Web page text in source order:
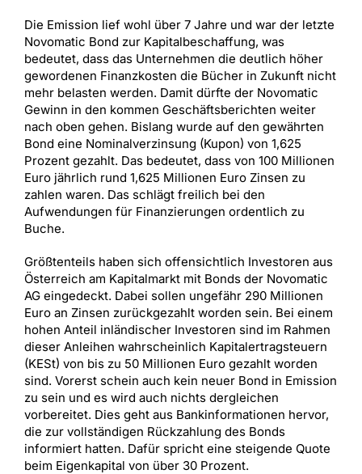
Die Emission lief wohl über 7 Jahre und war der letzte
Novomatic Bond zur Kapitalbeschaffung, was
bedeutet, dass das Unternehmen die deutlich höher
gewordenen Finanzkosten die Bücher in Zukunft nicht
mehr belasten werden. Damit dürfte der Novomatic
Gewinn in den kommen Geschäftsberichten weiter
nach oben gehen. Bislang wurde auf den gewährten
Bond eine Nominalverzinsung (Kupon) von 1,625
Prozent gezahlt. Das bedeutet, dass von 100 Millionen
Euro jährlich rund 1,625 Millionen Euro Zinsen zu
zahlen waren. Das schlägt freilich bei den
Aufwendungen für Finanzierungen ordentlich zu
Buche.
Größtenteils haben sich offensichtlich Investoren aus
Österreich am Kapitalmarkt mit Bonds der Novomatic
AG eingedeckt. Dabei sollen ungefähr 290 Millionen
Euro an Zinsen zurückgezahlt worden sein. Bei einem
hohen Anteil inländischer Investoren sind im Rahmen
dieser Anleihen wahrscheinlich Kapitalertragsteuern
(KESt) von bis zu 50 Millionen Euro gezahlt worden
sind. Vorerst schein auch kein neuer Bond in Emission
zu sein und es wird auch nichts dergleichen
vorbereitet. Dies geht aus Bankinformationen hervor,
die zur vollständigen Rückzahlung des Bonds
informiert hatten. Dafür spricht eine steigende Quote
beim Eigenkapital von über 30 Prozent.